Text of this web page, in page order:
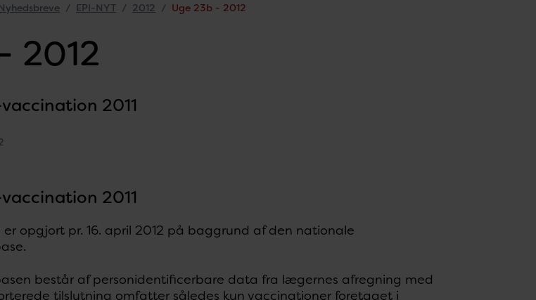
EPI-NYT 2012 Uge 23b - 2012
2012
2011
2011
opgjort pr. 16. april 2012 på baggrund af den nationale
består af personidentificerbare data fra lægernes afregning med
tilslutning omfatter således kun vaccinationer foretaget i